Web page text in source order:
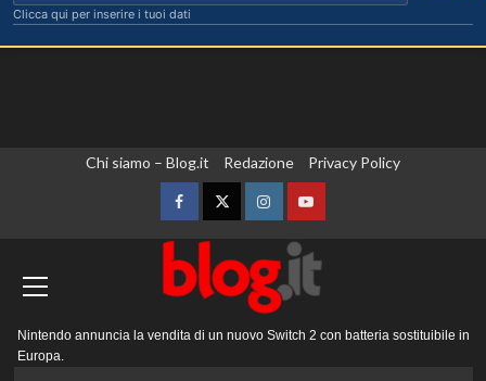
Chi siamo – Blog.it Redazione Privacy Policy
FacebookTwitterInstagramYouTube
principale
Nintendo annuncia la vendita di un nuovo Switch 2 con batteria sostituibile in
Europa.
Clicca qui per inserire i tuoi dati